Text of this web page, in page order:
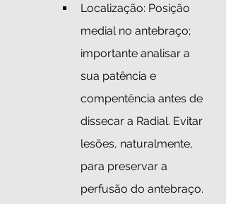
Localização: Posição
medial no antebraço;
importante analisar a
sua patência e
compentência antes de
dissecar a Radial. Evitar
lesões, naturalmente,
para preservar a
perfusão do antebraço.